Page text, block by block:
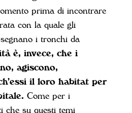
prima di incontrare
con la quale gli
i tronchi da
è, invece, che i
agiscono,
il loro habitat per
Come per i
che su questi temi